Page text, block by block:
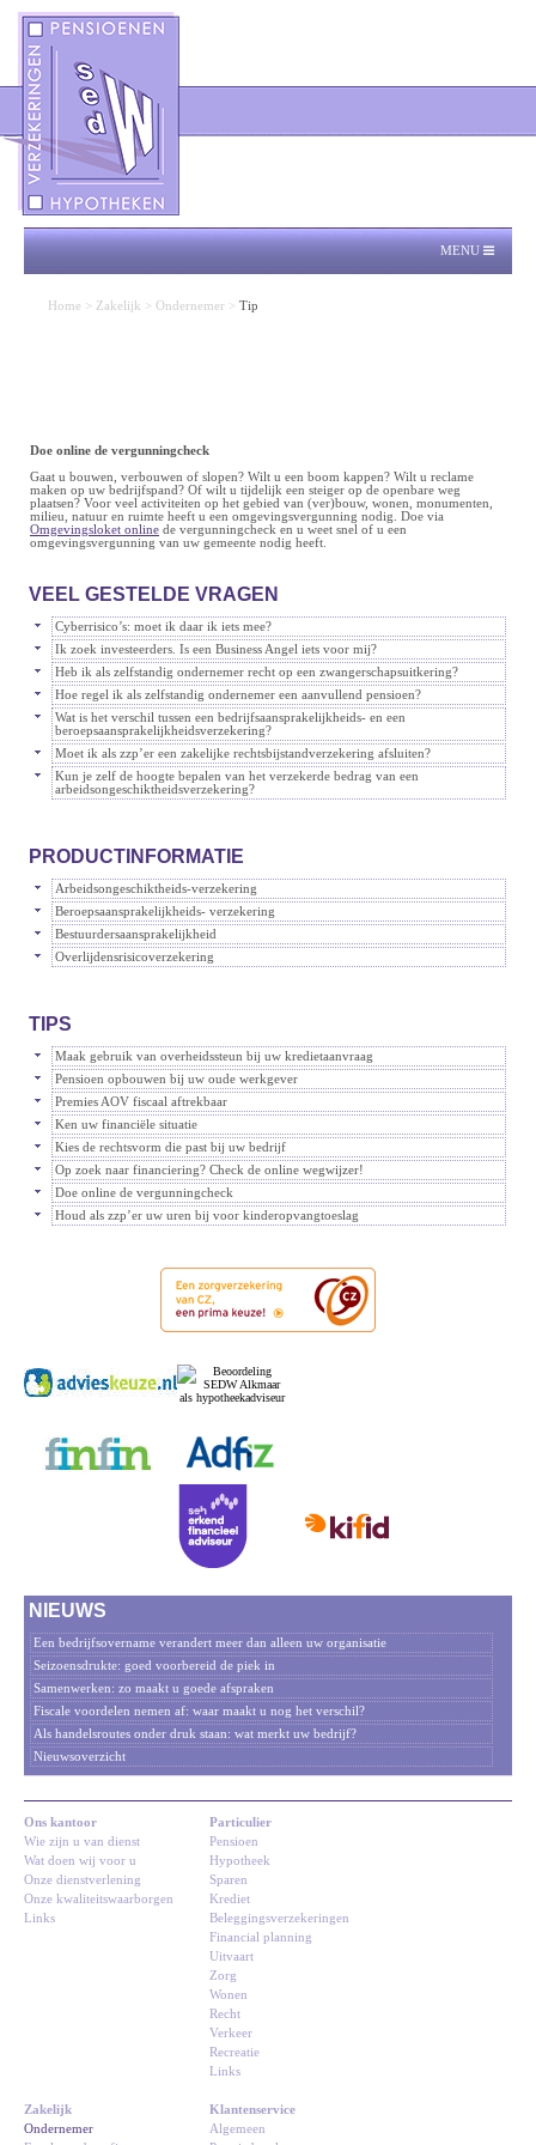
MENU
Home > Zakelijk > Ondernemer > Tip
Doe online de vergunningcheck
Gaat u bouwen, verbouwen of slopen? Wilt u een boom kappen? Wilt u reclame
maken op uw bedrijfspand? Of wilt u tijdelijk een steiger op de openbare weg
plaatsen? Voor veel activiteiten op het gebied van (ver)bouw, wonen, monumenten,
milieu, natuur en ruimte heeft u een omgevingsvergunning nodig. Doe via
Omgevingsloket online de vergunningcheck en u weet snel of u een
omgevingsvergunning van uw gemeente nodig heeft.
VEEL GESTELDE VRAGEN
Cyberrisico’s: moet ik daar ik iets mee?
Ik zoek investeerders. Is een Business Angel iets voor mij?
Heb ik als zelfstandig ondernemer recht op een zwangerschapsuitkering?
Hoe regel ik als zelfstandig ondernemer een aanvullend pensioen?
Wat is het verschil tussen een bedrijfsaansprakelijkheids- en een
beroepsaansprakelijkheidsverzekering?
Moet ik als zzp’er een zakelijke rechtsbijstandverzekering afsluiten?
Kun je zelf de hoogte bepalen van het verzekerde bedrag van een
arbeidsongeschiktheidsverzekering?
PRODUCTINFORMATIE
Arbeidsongeschiktheids-verzekering
Beroepsaansprakelijkheids- verzekering
Bestuurdersaansprakelijkheid
Overlijdensrisicoverzekering
TIPS
Maak gebruik van overheidssteun bij uw kredietaanvraag
Pensioen opbouwen bij uw oude werkgever
Premies AOV fiscaal aftrekbaar
Ken uw financiële situatie
Kies de rechtsvorm die past bij uw bedrijf
Op zoek naar financiering? Check de online wegwijzer!
Doe online de vergunningcheck
Houd als zzp’er uw uren bij voor kinderopvangtoeslag
NIEUWS
Een bedrijfsovername verandert meer dan alleen uw organisatie
Seizoensdrukte: goed voorbereid de piek in
Samenwerken: zo maakt u goede afspraken
Fiscale voordelen nemen af: waar maakt u nog het verschil?
Als handelsroutes onder druk staan: wat merkt uw bedrijf?
Nieuwsoverzicht
Ons kantoor
Wie zijn u van dienst
Wat doen wij voor u
Onze dienstverlening
Onze kwaliteitswaarborgen
Links
Particulier
Pensioen
Hypotheek
Sparen
Krediet
Beleggingsverzekeringen
Financial planning
Uitvaart
Zorg
Wonen
Recht
Verkeer
Recreatie
Links
Zakelijk
Ondernemer
Klantenservice
Algemeen